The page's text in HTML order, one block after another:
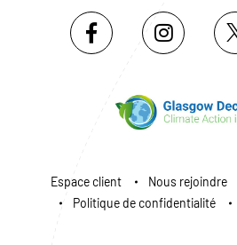
Espace client Nous rejoindre
Politique de confidentialité